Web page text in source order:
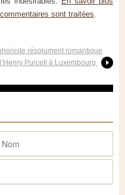
sont traitées
résolument romantique
Purcell à Luxembourg